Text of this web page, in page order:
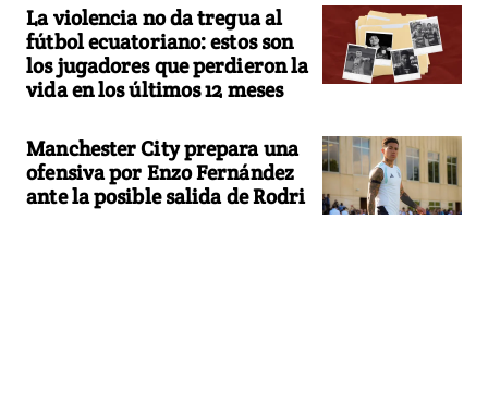
La violencia no da tregua al
fútbol ecuatoriano: estos son
los jugadores que perdieron la
vida en los últimos 12 meses
Manchester City prepara una
ofensiva por Enzo Fernández
ante la posible salida de Rodri